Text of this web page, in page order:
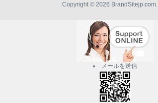
Copyright © 2026 BrandSitejp.com.
メールを送信